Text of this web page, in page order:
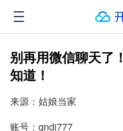
别再用微信聊天了
知道！
来源：姑娘当家
账号：gndj777